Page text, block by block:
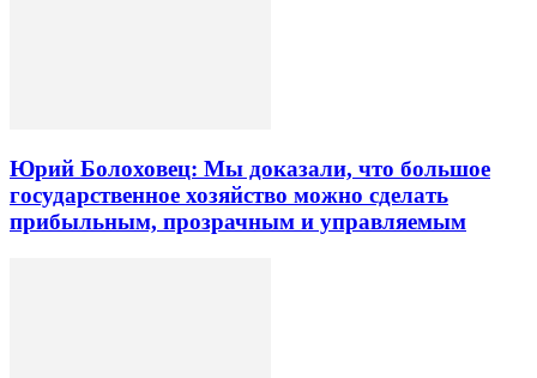
Юрий Болоховец: Мы доказали, что большое
государственное хозяйство можно сделать
прибыльным, прозрачным и управляемым